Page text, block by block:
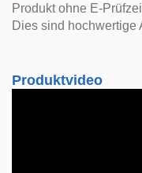
Produkt ohne E-
Dies sind hochwertige
Produktvideo